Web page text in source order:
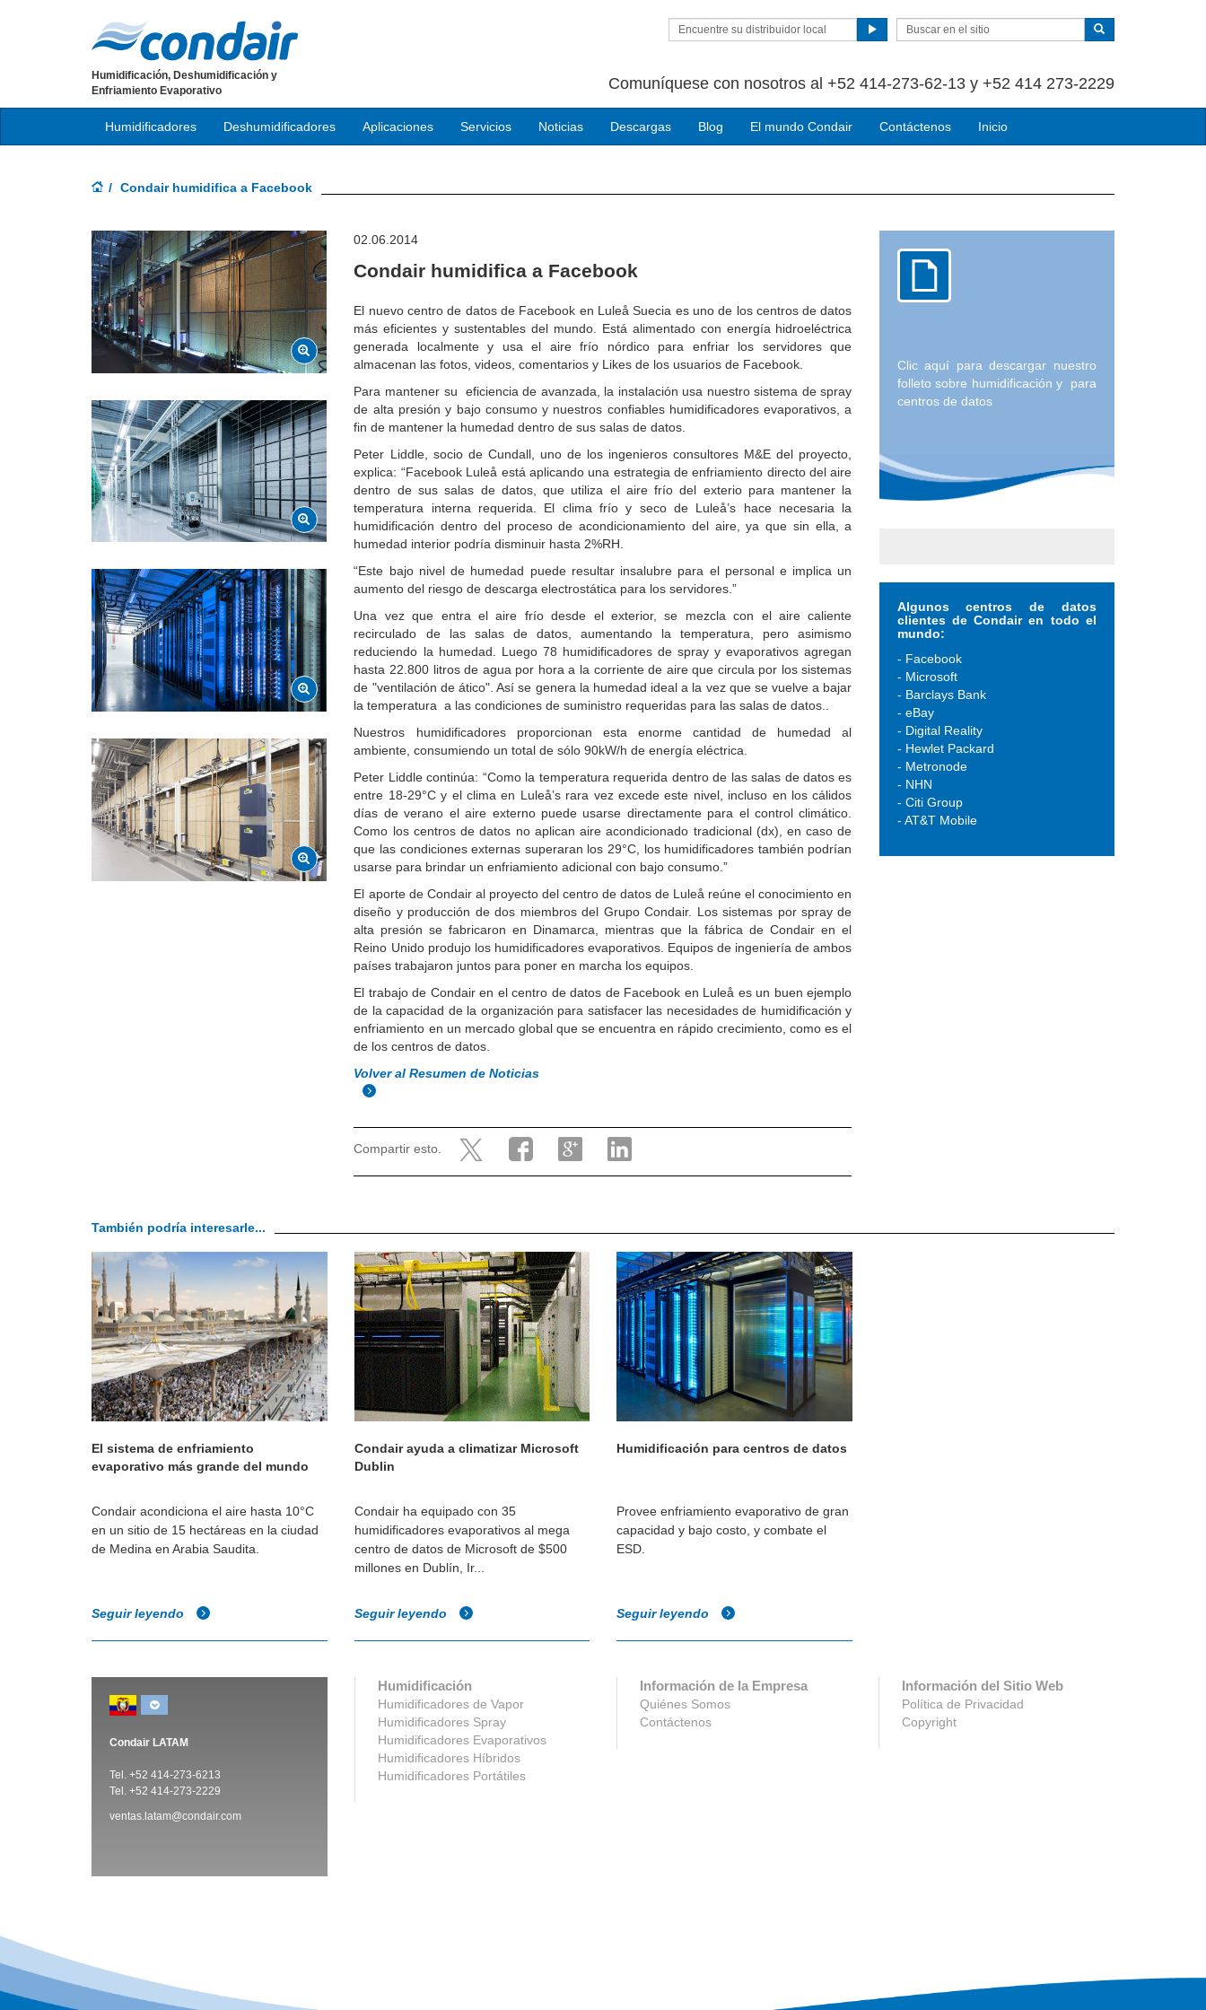
Encuentre su distribuidor local
Comuníquese con nosotros al +52 414-273-62-13 y +52 414 273-2229
Humidificación, Deshumidificación y
Enfriamiento Evaporativo
Humidificadores Deshumidificadores Aplicaciones Servicios Noticias Descargas Blog El mundo Condair Contáctenos Inicio
Condair humidifica a Facebook
02.06.2014
Condair humidifica a Facebook
El nuevo centro de datos de Facebook en Luleå Suecia es uno de los centros de datos
más eficientes y sustentables del mundo. Está alimentado con energía hidroeléctrica
generada localmente y usa el aire frío nórdico para enfriar los servidores que
almacenan las fotos, videos, comentarios y Likes de los usuarios de Facebook.
Para mantener su eficiencia de avanzada, la instalación usa nuestro sistema de spray
de alta presión y bajo consumo y nuestros confiables humidificadores evaporativos, a
fin de mantener la humedad dentro de sus salas de datos.
Peter Liddle, socio de Cundall, uno de los ingenieros consultores M&E del proyecto,
explica: “Facebook Luleå está aplicando una estrategia de enfriamiento directo del aire
dentro de sus salas de datos, que utiliza el aire frío del exterio para mantener la
temperatura interna requerida. El clima frío y seco de Luleå’s hace necesaria la
humidificación dentro del proceso de acondicionamiento del aire, ya que sin ella, a
humedad interior podría disminuir hasta 2%RH.
“Este bajo nivel de humedad puede resultar insalubre para el personal e implica un
aumento del riesgo de descarga electrostática para los servidores.”
Una vez que entra el aire frío desde el exterior, se mezcla con el aire caliente
recirculado de las salas de datos, aumentando la temperatura, pero asimismo
reduciendo la humedad. Luego 78 humidificadores de spray y evaporativos agregan
hasta 22.800 litros de agua por hora a la corriente de aire que circula por los sistemas
de "ventilación de ático". Así se genera la humedad ideal a la vez que se vuelve a bajar
la temperatura a las condiciones de suministro requeridas para las salas de datos..
Nuestros humidificadores proporcionan esta enorme cantidad de humedad al
ambiente, consumiendo un total de sólo 90kW/h de energía eléctrica.
Peter Liddle continúa: “Como la temperatura requerida dentro de las salas de datos es
entre 18-29°C y el clima en Luleå’s rara vez excede este nivel, incluso en los cálidos
días de verano el aire externo puede usarse directamente para el control climático.
Como los centros de datos no aplican aire acondicionado tradicional (dx), en caso de
que las condiciones externas superaran los 29°C, los humidificadores también podrían
usarse para brindar un enfriamiento adicional con bajo consumo.”
El aporte de Condair al proyecto del centro de datos de Luleå reúne el conocimiento en
diseño y producción de dos miembros del Grupo Condair. Los sistemas por spray de
alta presión se fabricaron en Dinamarca, mientras que la fábrica de Condair en el
Reino Unido produjo los humidificadores evaporativos. Equipos de ingeniería de ambos
países trabajaron juntos para poner en marcha los equipos.
El trabajo de Condair en el centro de datos de Facebook en Luleå es un buen ejemplo
de la capacidad de la organización para satisfacer las necesidades de humidificación y
enfriamiento en un mercado global que se encuentra en rápido crecimiento, como es el
de los centros de datos.
Volver al Resumen de Noticias
Compartir esto.
Clic aquí para descargar nuestro
folleto sobre humidificación y para
centros de datos
Algunos centros de datos
clientes de Condair en todo el
mundo:
- Facebook
- Microsoft
- Barclays Bank
- eBay
- Digital Reality
- Hewlet Packard
- Metronode
- NHN
- Citi Group
- AT&T Mobile
También podría interesarle...
El sistema de enfriamiento
evaporativo más grande del mundo
Condair acondiciona el aire hasta 10°C
en un sitio de 15 hectáreas en la ciudad
de Medina en Arabia Saudita.
Seguir leyendo
Condair ayuda a climatizar Microsoft
Dublin
Condair ha equipado con 35
humidificadores evaporativos al mega
centro de datos de Microsoft de $500
millones en Dublín, Ir...
Seguir leyendo
Humidificación para centros de datos
Provee enfriamiento evaporativo de gran
capacidad y bajo costo, y combate el
ESD.
Seguir leyendo
Condair LATAM
Tel. +52 414-273-6213
Tel. +52 414-273-2229
ventas.latam@condair.com
Humidificación
Humidificadores de Vapor
Humidificadores Spray
Humidificadores Evaporativos
Humidificadores Híbridos
Humidificadores Portátiles
Información de la Empresa
Quiénes Somos
Contáctenos
Información del Sitio Web
Política de Privacidad
Copyright